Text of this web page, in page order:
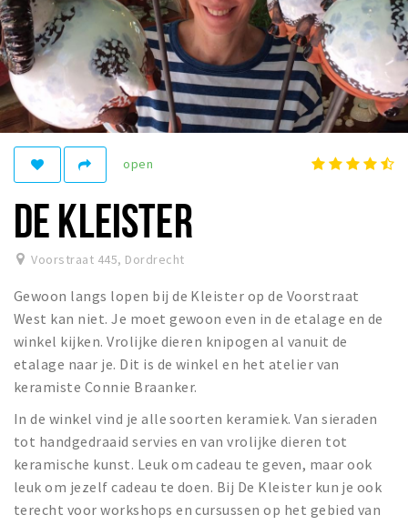
Interviews
Eten
Drinken
Slapen
Recreatief
Winkelgebieden
Parkeren
Bezienswaardigheden
Musea, theaters & podia
Uitjes & activiteiten
Toeristische routes
Sport
Natuur
Inloggen
open
DE KLEISTER
Voorstraat 445, Dordrecht
Gewoon langs lopen bij de Kleister op de Voorstraat
West kan niet. Je moet gewoon even in de etalage en de
winkel kijken. Vrolijke dieren knipogen al vanuit de
etalage naar je. Dit is de winkel en het atelier van
keramiste Connie Braanker.
In de winkel vind je alle soorten keramiek. Van sieraden
tot handgedraaid servies en van vrolijke dieren tot
keramische kunst. Leuk om cadeau te geven, maar ook
leuk om jezelf cadeau te doen. Bij De Kleister kun je ook
terecht voor workshops en cursussen op het gebied van